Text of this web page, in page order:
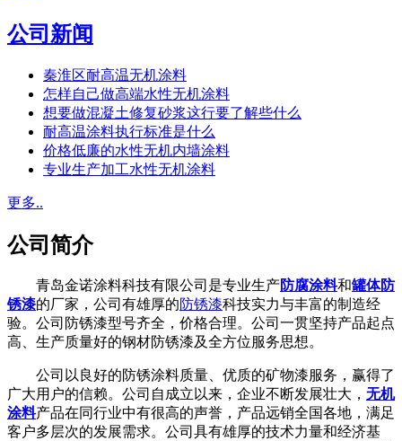
公司新闻
秦淮区耐高温无机涂料
怎样自己做高端水性无机涂料
想要做混凝土修复砂浆这行要了解些什么
耐高温涂料执行标准是什么
价格低廉的水性无机内墙涂料
专业生产加工水性无机涂料
更多..
公司简介
青岛金诺涂料科技有限公司是专业生产防腐涂料和罐体防
锈漆的厂家，公司有雄厚的防锈漆科技实力与丰富的制造经
验。公司防锈漆型号齐全，价格合理。公司一贯坚持产品起点
高、生产质量好的钢材防锈漆及全方位服务思想。
公司以良好的防锈涂料质量、优质的矿物漆服务，赢得了
广大用户的信赖。公司自成立以来，企业不断发展壮大， 无机
涂料产品在同行业中有很高的声誉，产品远销全国各地，满足
客户多层次的发展需求。公司具有雄厚的技术力量和经济基